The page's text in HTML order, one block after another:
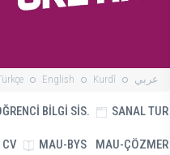
English Kurdî عربي
BİLGİ SİS. SANAL TUR
CV MAU-BYS MAU-ÇÖZMER